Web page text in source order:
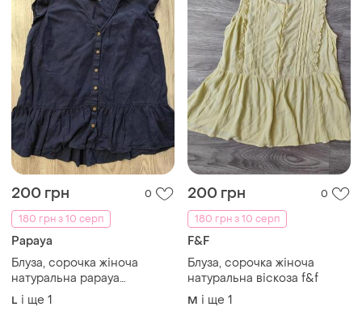
200 грн
0
180 грн з 10 серп
Papaya
Блуза, сорочка жіноча
натуральна papaya
натуральна льон, віскоза.
L і ще 1
200 грн
0
180 грн з 10 серп
F&F
Блуза, сорочка жіноча
натуральна віскоза f&f
M і ще 1